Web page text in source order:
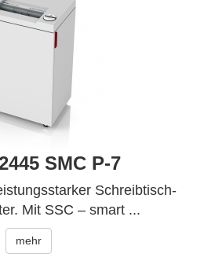
SMC P-7
Schreibtisch-
Mit SSC – smart ...
mehr